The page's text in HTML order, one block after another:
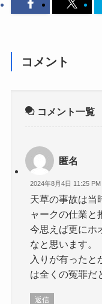
コメント
コメント一覧
匿名
2024年8月4日 11:25 PM
天草の事故は当
ャークの仕業と
今思えば更にホ
なと思います
入りが有った
は全くの冤罪だ
返信